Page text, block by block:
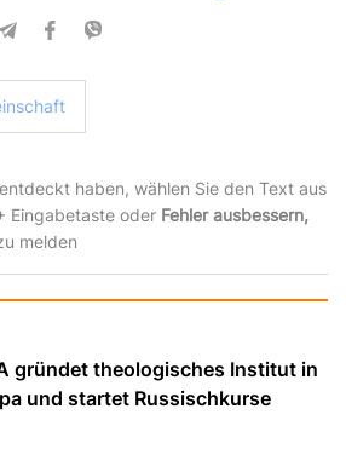
haben, wählen Sie den Text aus
Eingabetaste oder Fehler ausbessern,
melden
gründet theologisches Institut in
und startet Russischkurse